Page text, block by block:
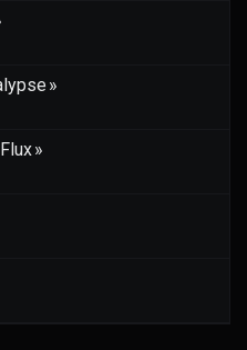
»
»